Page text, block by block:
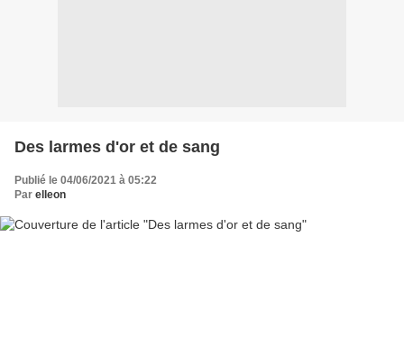
Des larmes d'or et de sang
Publié le 04/06/2021 à 05:22
Par elleon